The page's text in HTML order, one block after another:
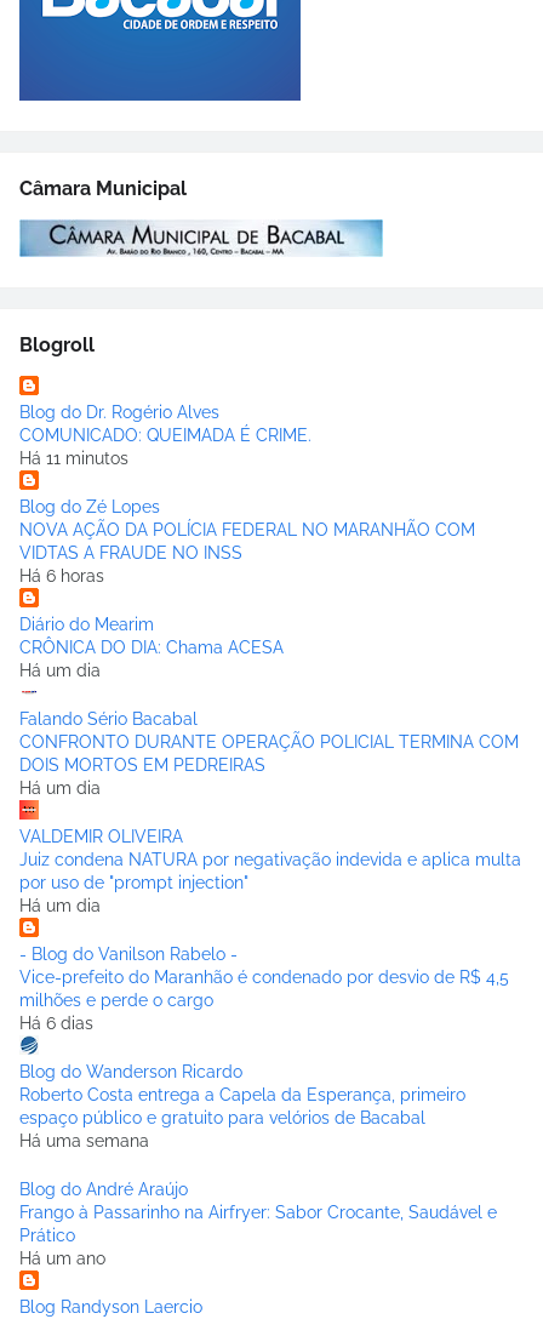
Câmara Municipal
Blogroll
Blog do Dr. Rogério Alves
COMUNICADO: QUEIMADA É CRIME.
Há 11 minutos
Blog do Zé Lopes
NOVA AÇÃO DA POLÍCIA FEDERAL NO MARANHÃO COM
VIDTAS A FRAUDE NO INSS
Há 6 horas
Diário do Mearim
CRÔNICA DO DIA: Chama ACESA
Há um dia
Falando Sério Bacabal
CONFRONTO DURANTE OPERAÇÃO POLICIAL TERMINA COM
DOIS MORTOS EM PEDREIRAS
Há um dia
VALDEMIR OLIVEIRA
Juiz condena NATURA por negativação indevida e aplica multa
por uso de "prompt injection"
Há um dia
- Blog do Vanilson Rabelo -
Vice-prefeito do Maranhão é condenado por desvio de R$ 4,5
milhões e perde o cargo
Há 6 dias
Blog do Wanderson Ricardo
Roberto Costa entrega a Capela da Esperança, primeiro
espaço público e gratuito para velórios de Bacabal
Há uma semana
Blog do André Araújo
Frango à Passarinho na Airfryer: Sabor Crocante, Saudável e
Prático
Há um ano
Blog Randyson Laercio